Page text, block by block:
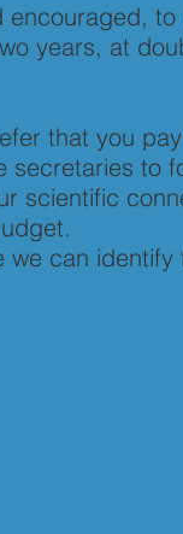
encouraged, to
years, at
that you pay
secretaries to
scientific
we can identify